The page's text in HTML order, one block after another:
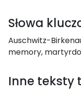
Słowa
Auschwitz-
memory,
Inne teksty